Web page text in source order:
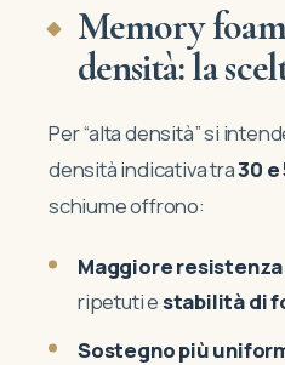
Memory
densità: la
Per “alta densità” si
densità indicativa tra30 e
schiume offrono:
Maggiore resistenza
ripetuti estabilità di
Sostegno più